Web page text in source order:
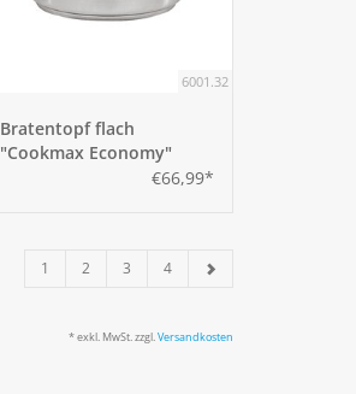
6001.32
Bratentopf flach
"Cookmax Economy"
€66,99*
1 2 3 4
* exkl. MwSt. zzgl. Versandkosten